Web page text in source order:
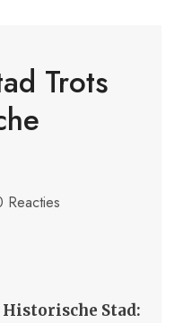
Trots
Reacties
Historische Stad: